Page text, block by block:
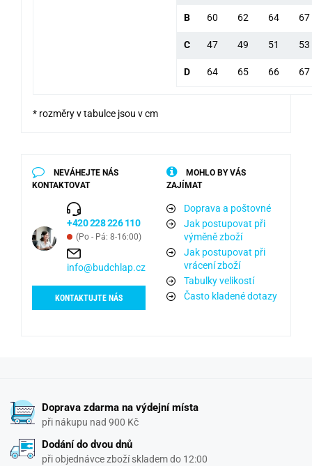
B 60 62 64 67
C 47 49 51 53
D 64 65 66 67
* rozměry v tabulce jsou v cm
NEVÁHEJTE NÁS
KONTAKTOVAT
+420 228 226 110
(Po - Pá: 8-16:00)
info@budchlap.cz
KONTAKTUJTE NÁS
MOHLO BY VÁS
ZAJÍMAT
Doprava a poštovné
Jak postupovat při
výměně zboží
Jak postupovat při
vrácení zboží
Tabulky velikostí
Často kladené dotazy
Doprava zdarma na výdejní místa
při nákupu nad 900 Kč
Dodání do dvou dnů
při objednávce zboží skladem do 12:00